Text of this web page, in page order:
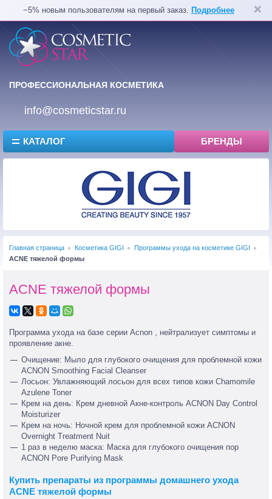
−5% новым пользователям на первый заказ. Подробнее
ПРОФЕССИОНАЛЬНАЯ КОСМЕТИКА
info@cosmeticstar.ru
КАТАЛОГ БРЕНДЫ
Главная страница Косметика GIGI
Программы ухода на косметике GIGI
ACNE тяжелой формы
ACNE тяжелой формы
Программа ухода на базе серии Acnon , нейтрализует симптомы и
проявление акне.
Очищение: Мыло для глубокого очищения для проблемной кожи
ACNON Smoothing Facial Cleanser
Лосьон: Увлажняющий лосьон для всех типов кожи Chamomile
Azulene Toner
Крем на день: Крем дневной Акне-контроль ACNON Day Control
Moisturizer
Крем на ночь: Ночной крем для проблемной кожи ACNON
Overnight Treatment Nuit
1 раз в неделю маска: Маска для глубокого очищения пор
ACNON Pore Purifying Mask
Купить препараты из программы домашнего ухода
ACNE тяжелой формы